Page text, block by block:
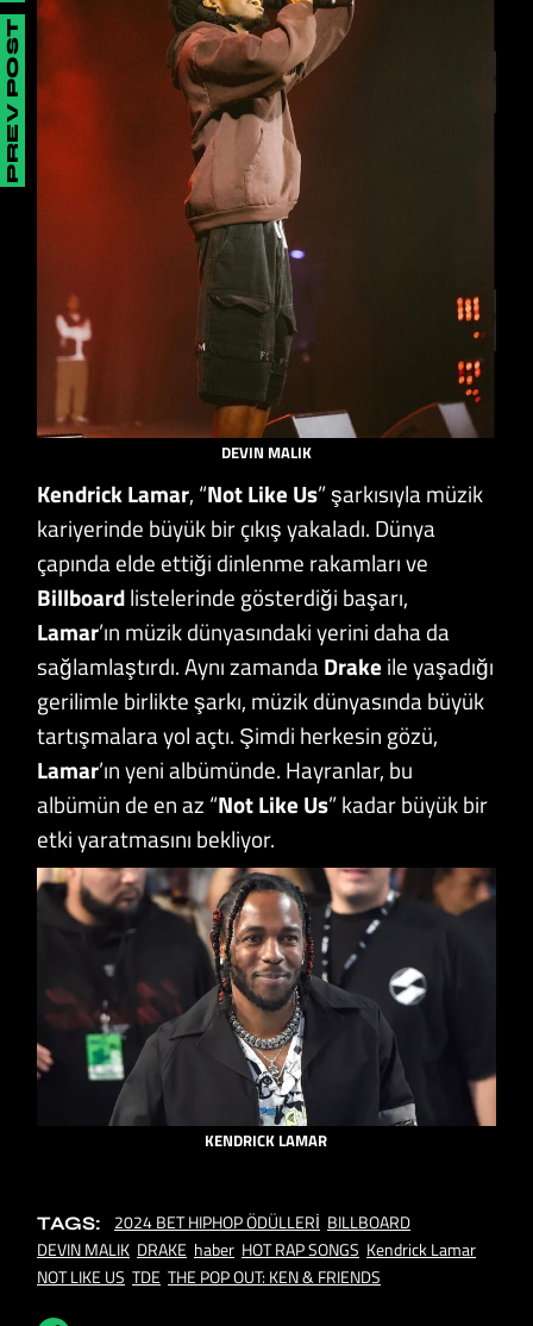
DEVIN MALIK
KendrickLamar, “Not Like Us” şarkısıyla müzik
kariyerinde büyük bir çıkış yakaladı. Dünya
çapında elde ettiği dinlenme rakamları ve
Billboardlistelerinde gösterdiği başarı,
Lamar’ın müzik dünyasındaki yerini daha da
sağlamlaştırdı. Aynı zamandaDrake ile yaşadığı
gerilimle birlikte şarkı, müzik dünyasında büyük
tartışmalara yol açtı. Şimdi herkesin gözü,
Lamar’ın yeni albümünde. Hayranlar, bu
albümün de en az “Not Like Us” kadar büyük bir
etki yaratmasını bekliyor.
KENDRICK LAMAR
TAGS: 2024 BET HIPHOP ÖDÜLLERİ BILLBOARD
DEVIN MALIK DRAKE haber HOT RAP SONGS Kendrick Lamar
NOT LIKE US TDE THE POP OUT: KEN & FRIENDS
PREV POST